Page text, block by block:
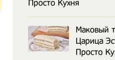
итальянский кулич
Панеттоне - Люда Изи
Просто Кухня
Маковый
Царица
Просто